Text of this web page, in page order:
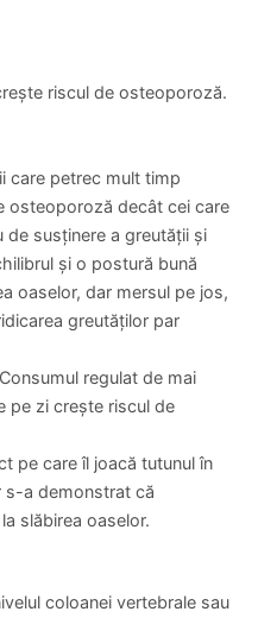
riscul de osteoporoză.
care petrec mult timp
osteoporoză decât cei care
de susținere a greutății și
și o postură bună
oaselor, dar mersul pe jos,
greutăților par
regulat de mai
pe zi crește riscul de
pe care îl joacă tutunul în
s-a demonstrat că
slăbirea oaselor.
coloanei vertebrale sau